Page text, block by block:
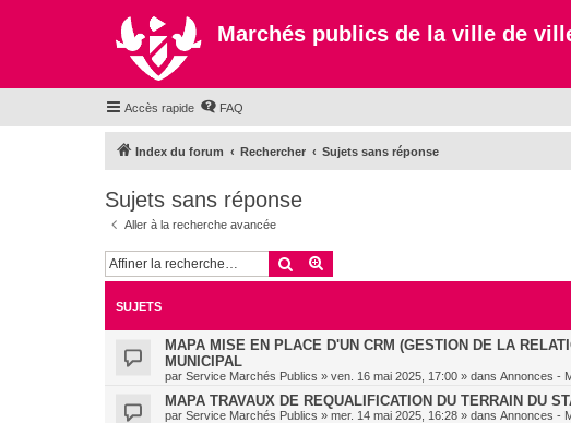
Marchés publics de la ville de
Accès rapide FAQ
Index du forum Rechercher Sujets sans réponse
Sujets sans réponse
Aller à la recherche avancée
Rechercher
SUJETS
MAPA MISE EN PLACE D'UN CRM (GESTION DE LA
MUNICIPAL
par Service Marchés Publics » ven. 16 mai 2025, 17:00 » dans Annonces -
MAPA TRAVAUX DE REQUALIFICATION DU TERRAIN DU
par Service Marchés Publics » mer. 14 mai 2025, 16:28 » dans Annonces -